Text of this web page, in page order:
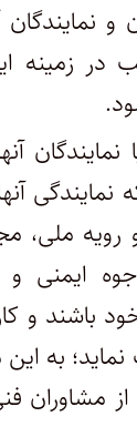
نمایندگان
در زمینه
نمایندگان
رویه ملی،
ایمنی
باشند و
به
مشاوران